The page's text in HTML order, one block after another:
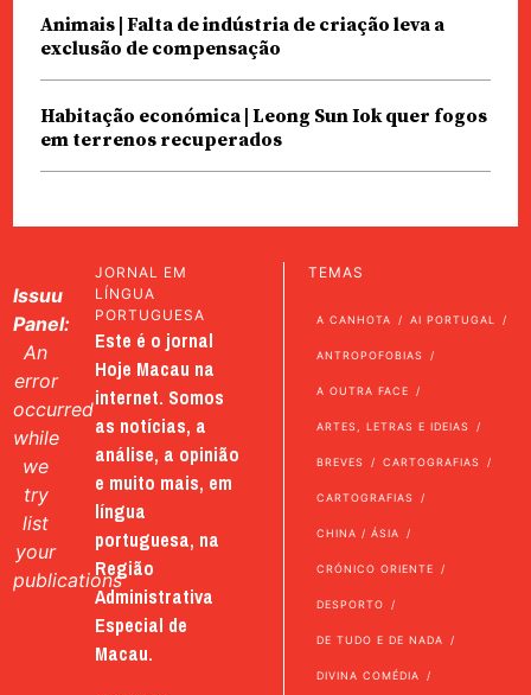
Animais | Falta de indústria de criação leva a
exclusão de compensação
Habitação económica | Leong Sun Iok quer fogos
em terrenos recuperados
Issuu
Panel:
An
error
occurred
while
we
try
list
your
publications
JORNAL EM
LÍNGUA
PORTUGUESA
Este é o jornal
Hoje Macau na
internet. Somos
as notícias, a
análise, a opinião
e muito mais, em
língua
portuguesa, na
Região
Administrativa
Especial de
Macau.
TEMAS
A CANHOTA AI PORTUGAL
ANTROPOFOBIAS
A OUTRA FACE
ARTES, LETRAS E IDEIAS
BREVES CARTOGRAFIAS
CARTOGRAFIAS
CHINA / ÁSIA
CRÓNICO ORIENTE
DESPORTO
DE TUDO E DE NADA
DIVINA COMÉDIA